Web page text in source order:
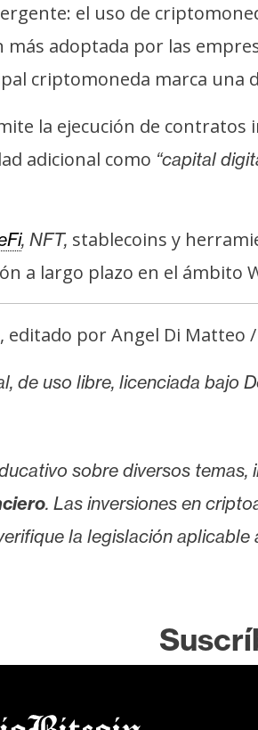
el uso de
más adoptada por las
criptomoneda marca una
la ejecución de contratos
adicional como “capital
, NFT, stablecoins y
a largo plazo en el ámbito
editado por Angel Di Matteo /
de uso libre, licenciada bajo
sobre diversos temas,
. Las inversiones en
la legislación